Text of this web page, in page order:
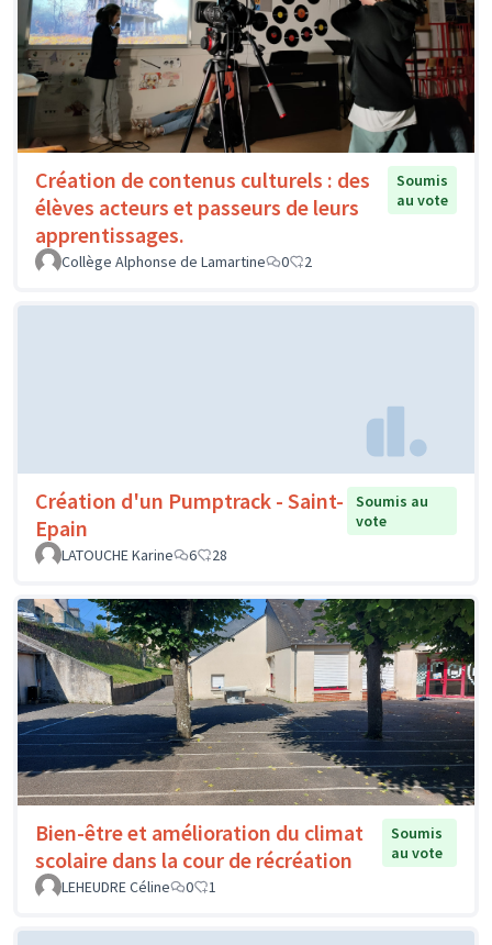
Création de contenus culturels : des
élèves acteurs et passeurs de leurs
apprentissages.
Soumis
au vote
Collège Alphonse de Lamartine 0 2
Création d'un Pumptrack - Saint-
Epain
Soumis au
vote
LATOUCHE Karine
6 28
Bien-être et amélioration du climat
scolaire dans la cour de récréation
Soumis
au vote
LEHEUDRE Céline
0 1